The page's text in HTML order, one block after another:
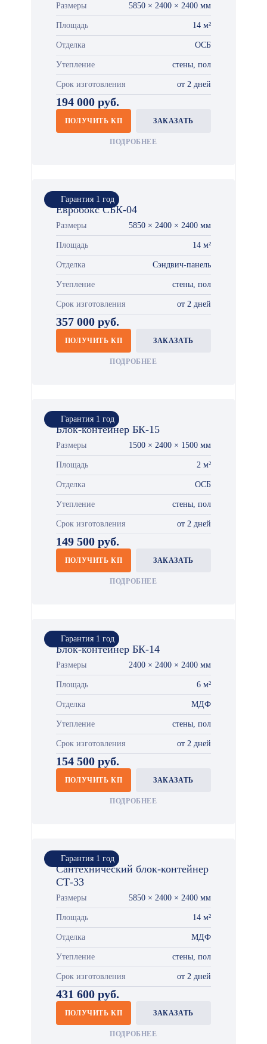
Размеры 5850 × 2400 × 2400 мм
Площадь 14 м²
Отделка ОСБ
Утепление стены, пол
Срок изготовления от 2 дней
194 000 руб.
ПОЛУЧИТЬ КП ЗАКАЗАТЬ
ПОДРОБНЕЕ
Гарантия 1 год
Евробокс СБК-04
Размеры 5850 × 2400 × 2400 мм
Площадь 14 м²
Отделка Сэндвич-панель
Утепление стены, пол
Срок изготовления от 2 дней
357 000 руб.
ПОЛУЧИТЬ КП ЗАКАЗАТЬ
ПОДРОБНЕЕ
Гарантия 1 год
Блок-контейнер БК-15
Размеры 1500 × 2400 × 1500 мм
Площадь 2 м²
Отделка ОСБ
Утепление стены, пол
Срок изготовления от 2 дней
149 500 руб.
ПОЛУЧИТЬ КП ЗАКАЗАТЬ
ПОДРОБНЕЕ
Гарантия 1 год
Блок-контейнер БК-14
Размеры 2400 × 2400 × 2400 мм
Площадь 6 м²
Отделка МДФ
Утепление стены, пол
Срок изготовления от 2 дней
154 500 руб.
ПОЛУЧИТЬ КП ЗАКАЗАТЬ
ПОДРОБНЕЕ
Гарантия 1 год
Сантехнический блок-контейнер
СТ-33
Размеры 5850 × 2400 × 2400 мм
Площадь 14 м²
Отделка МДФ
Утепление стены, пол
Срок изготовления от 2 дней
431 600 руб.
ПОЛУЧИТЬ КП ЗАКАЗАТЬ
ПОДРОБНЕЕ